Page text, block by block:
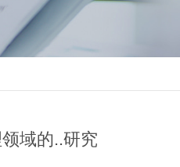
域的..研究